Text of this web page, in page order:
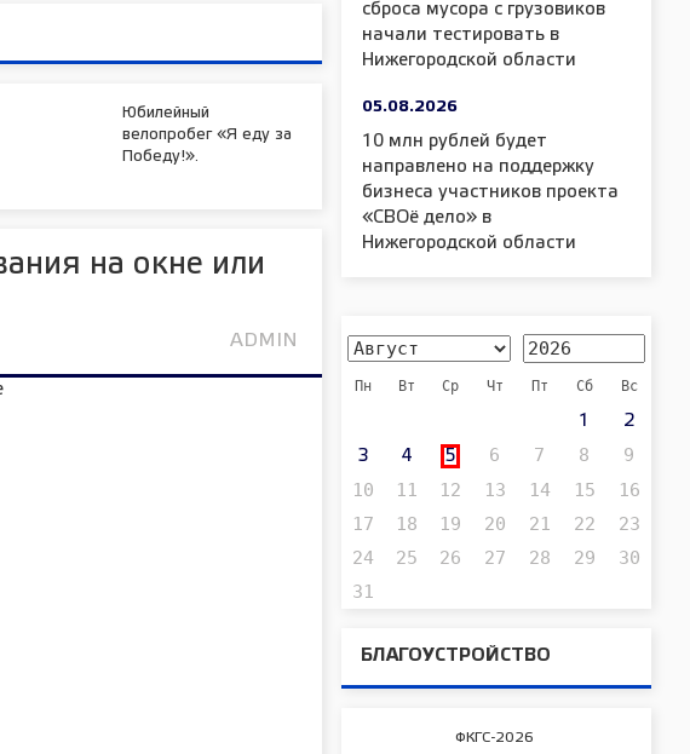
Юбилейный
велопробег «Я еду за
Победу!».
на окне или
ADMIN
сброса мусора с грузовиков
начали тестировать в
Нижегородской области
05.08.2026
10 млн рублей будет
направлено на поддержку
бизнеса участников проекта
«СВОё дело» в
Нижегородской области
Пн Вт Ср Чт Пт Сб Вс
1 2
3 4 5 6 7 8
9
10
11 12 13 14 15
16
17
18 19 20 21 22
23
24
25 26 27 28 29
30
31
БЛАГОУСТРОЙСТВО
ФКГС-2026